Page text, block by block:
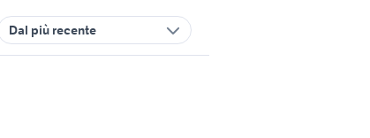
Dal più recente